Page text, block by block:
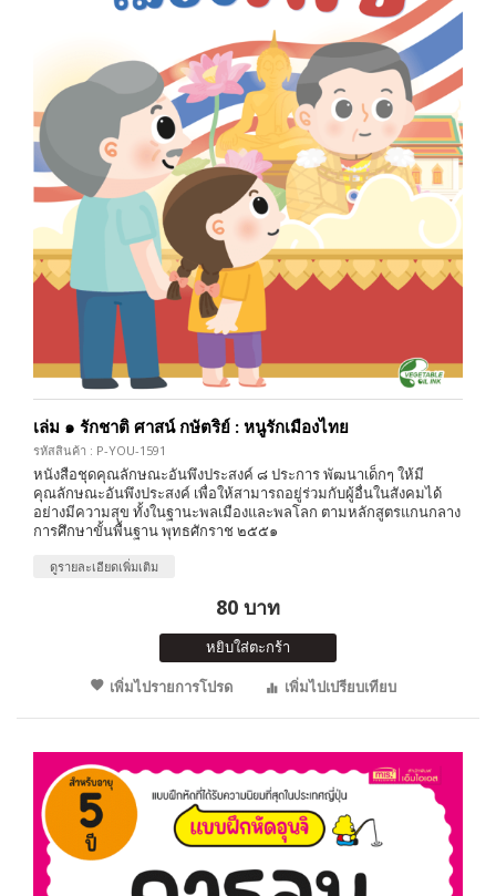
เล่ม ๑ รักชาติ ศาสน์ กษัตริย์ : หนูรักเมืองไทย
รหัสสินค้า : P-YOU-1591
หนังสือชุดคุณลักษณะอันพึงประสงค์ ๘ ประการ พัฒนาเด็กๆ ให้มี
คุณลักษณะอันพึงประสงค์ เพื่อให้สามารถอยู่ร่วมกับผู้อื่นในสังคมได้
อย่างมีความสุข ทั้งในฐานะพลเมืองและพลโลก ตามหลักสูตรแกนกลาง
การศึกษาขั้นพื้นฐาน พุทธศักราช ๒๕๕๑
ดูรายละเอียดเพิ่มเติม
80 บาท
หยิบใส่ตะกร้า
เพิ่มไปรายการโปรด
เพิ่มไปเปรียบเทียบ